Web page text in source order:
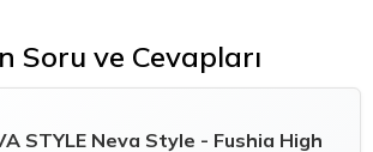
Soru ve Cevapları
STYLE Neva Style - Fushia High